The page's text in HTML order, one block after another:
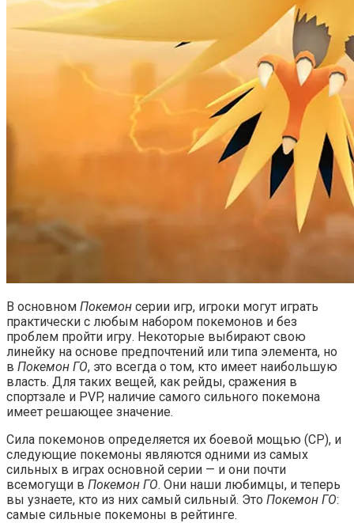
В основном Покемон серии игр, игроки могут играть
практически с любым набором покемонов и без
проблем пройти игру. Некоторые выбирают свою
линейку на основе предпочтений или типа элемента, но
в Покемон ГО, это всегда о том, кто имеет наибольшую
власть. Для таких вещей, как рейды, сражения в
спортзале и PVP, наличие самого сильного покемона
имеет решающее значение.
Сила покемонов определяется их боевой мощью (CP), и
следующие покемоны являются одними из самых
сильных в играх основной серии — и они почти
всемогущи в Покемон ГО. Они наши любимцы, и теперь
вы узнаете, кто из них самый сильный. Это Покемон ГО:
самые сильные покемоны в рейтинге.